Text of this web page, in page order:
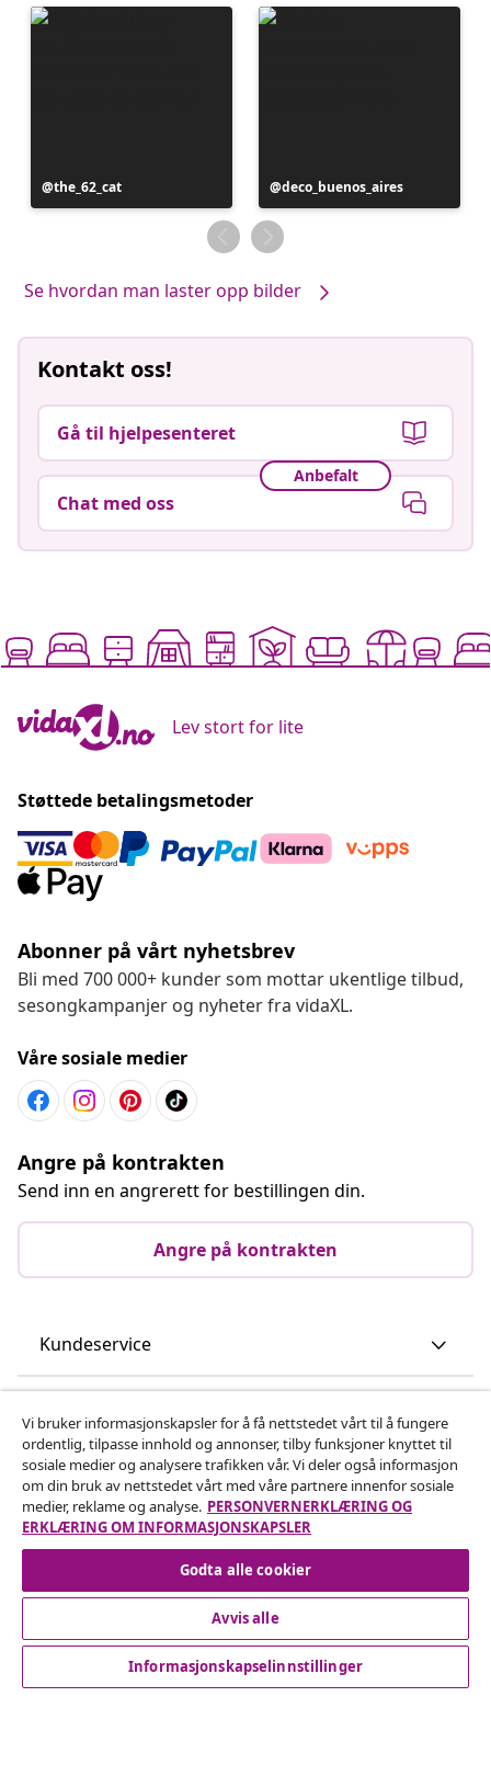
Innlegg
publisert
the_62_cat
Innlegg
publisert
av
deco_buenos_aires
Se hvordan man laster opp bilder
Kontakt oss!
Gå til hjelpesenteret
Anbefalt
Chat med oss
Lev stort for lite
Støttede betalingsmetoder
Abonner på vårt nyhetsbrev
Bli med 700 000+ kunder som mottar ukentlige tilbud,
sesongkampanjer og nyheter fra vidaXL.
Våre sosiale medier
Angre på kontrakten
Send inn en angrerett for bestillingen din.
Angre på kontrakten
Kundeservice
vidaXL
Oppdag mer
Vi bruker informasjonskapsler for å få nettstedet vårt til å fungere
ordentlig, tilpasse innhold og annonser, tilby funksjoner knyttet til
sosiale medier og analysere trafikken vår. Vi deler også informasjon
om din bruk av nettstedet vårt med våre partnere innenfor sosiale
medier, reklame og analyse. PERSONVERNERKLÆRING OG
ERKLÆRING OM INFORMASJONSKAPSLER
Godta alle cookier
Avvis alle
Informasjonskapselinnstillinger